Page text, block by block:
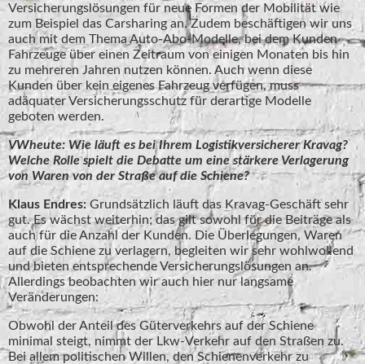
Versicherungslösungen für neue Formen der Mobilität wie
zum Beispiel das Carsharing an. Zudem beschäftigen wir uns
auch mit dem Thema Auto-Abo-Modelle, bei dem Kunden
Fahrzeuge über einen Zeitraum von einigen Monaten bis hin
zu mehreren Jahren nutzen können. Auch wenn diese
Kunden über kein eigenes Fahrzeug verfügen, muss
adäquater Versicherungsschutz für derartige Modelle
geboten werden.
VWheute: Wie läuft es bei Ihrem Logistikversicherer Kravag?
Welche Rolle spielt die Debatte um eine stärkere Verlagerung
von Waren von der Straße auf die Schiene?
Klaus Endres: Grundsätzlich läuft das Kravag-Geschäft sehr
gut. Es wächst weiterhin; das gilt sowohl für die Beiträge als
auch für die Anzahl der Kunden. Die Überlegungen, Waren
auf die Schiene zu verlagern, begleiten wir sehr wohlwollend
und bieten entsprechende Versicherungslösungen an.
Allerdings beobachten wir auch hier nur langsame
Veränderungen:
Obwohl der Anteil des Güterverkehrs auf der Schiene
minimal steigt, nimmt der Lkw-Verkehr auf den Straßen zu.
Bei allem politischen Willen, den Schienenverkehr zu